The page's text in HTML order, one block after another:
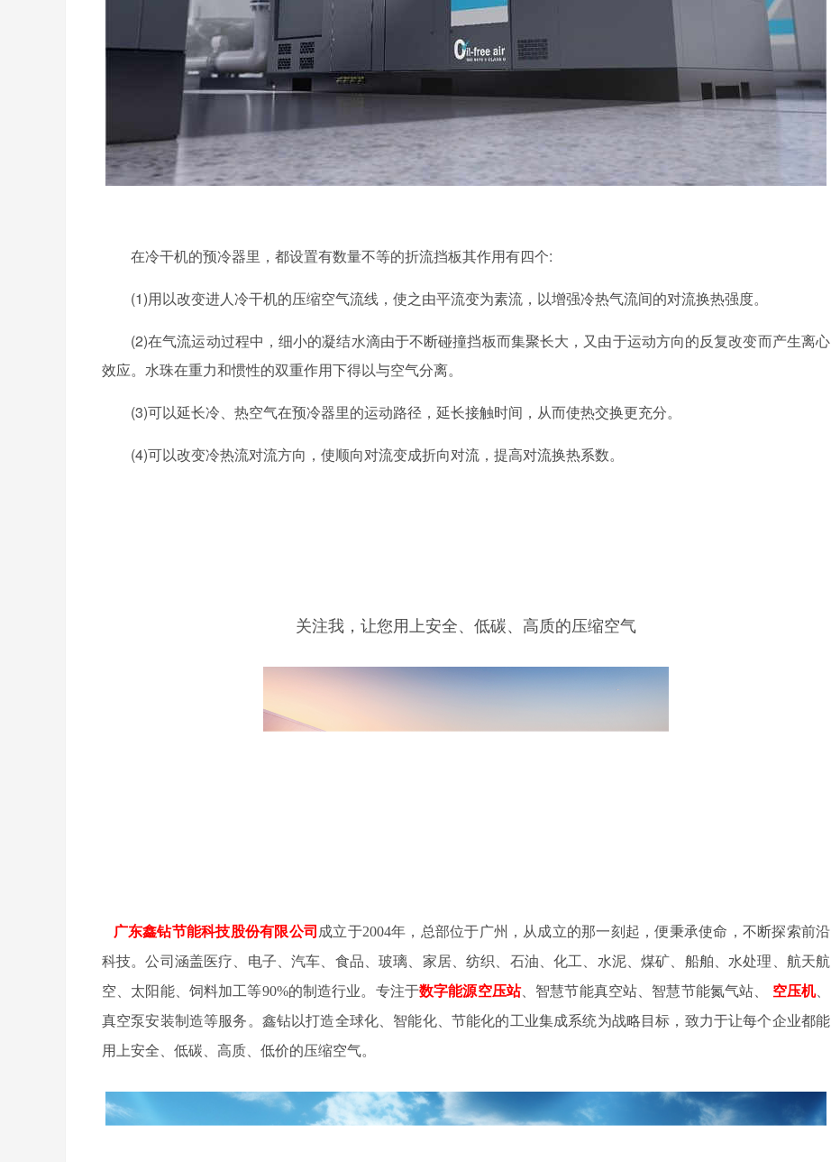
在冷干机的预冷器里，都设置有数量不等的折流挡板其作用有四个:
(1)用以改变进人冷干机的压缩空气流线，使之由平流变为素流，以增强冷热气流间的对流换热强度。
(2)在气流运动过程中，细小的凝结水滴由于不断碰撞挡板而集聚长大，又由于运动方向的反复改变而产生离心
效应。水珠在重力和惯性的双重作用下得以与空气分离。
(3)可以延长冷、热空气在预冷器里的运动路径，延长接触时间，从而使热交换更充分。
(4)可以改变冷热流对流方向，使顺向对流变成折向对流，提高对流换热系数。
关注我，让您用上安全、低碳、高质的压缩空气
广东鑫钻节能科技股份有限公司 成立于2004年，总部位于广州，从成立的那一刻起，便秉承使命，不断探索前沿
科技。公司涵盖医疗、电子、汽车、食品、玻璃、家居、纺织、石油、化工、水泥、煤矿、船舶、水处理、航天航
空、太阳能、饲料加工等90%的制造行业。专注于数字能源空压站、智慧节能真空站、智慧节能氮气站、 空压机、
真空泵安装制造等服务。鑫钻以打造全球化、智能化、节能化的工业集成系统为战略目标，致力于让每个企业都能
用上安全、低碳、高质、低价的压缩空气。